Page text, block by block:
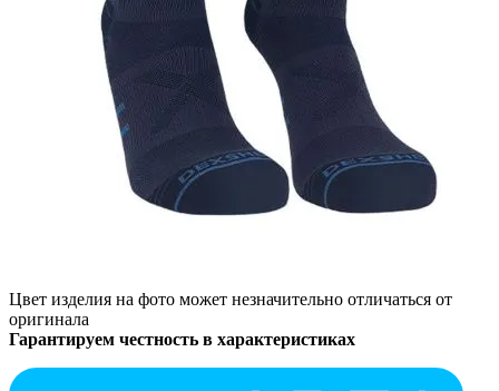
Цвет изделия на фото может незначительно отличаться от
оригинала
Гарантируем честность в характеристиках